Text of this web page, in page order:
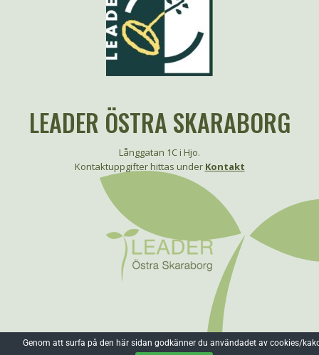
LEADER ÖSTRA SKARABORG
Långgatan 1C i Hjo.
Kontaktuppgifter hittas under Kontakt
Genom att surfa på den här sidan godkänner du användadet av cookies/